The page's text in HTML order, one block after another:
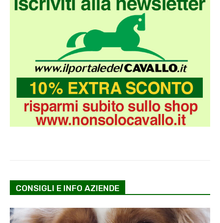
CONSIGLI E INFO AZIENDE